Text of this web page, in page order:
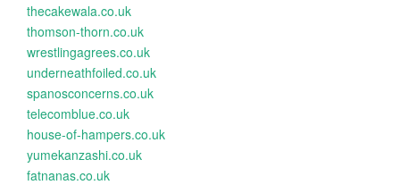
thecakewala.co.uk
thomson-thorn.co.uk
wrestlingagrees.co.uk
underneathfoiled.co.uk
spanosconcerns.co.uk
telecomblue.co.uk
house-of-hampers.co.uk
yumekanzashi.co.uk
fatnanas.co.uk